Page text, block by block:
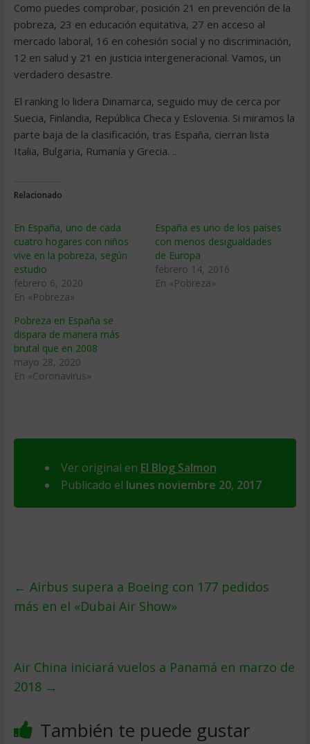
Como puedes comprobar, posición 21 en prevención de la
pobreza, 23 en educación equitativa, 27 en acceso al
mercado laboral, 16 en cohesión social y no discriminación,
12 en salud y 21 en justicia intergeneracional. Vamos, un
verdadero desastre.
El ranking lo lidera Dinamarca, seguido muy de cerca por
Suecia, Finlandia, República Checa y Eslovenia. Si miramos la
parte baja de la clasificación, tras España, cierran lista
Italia, Bulgaria, Rumanía y Grecia. ..
Relacionado
En España, uno de cada
cuatro hogares con niños
vive en la pobreza, según
estudio
febrero 6, 2020
En «Pobreza»
España es uno de los países
con menos desigualdades
de Europa
febrero 14, 2016
En «Pobreza»
Pobreza en España se
dispara de manera más
brutal que en 2008
mayo 28, 2020
En «Coronavirus»
Ver original en El Blog Salmon
Publicado el lunes noviembre 20, 2017
← Airbus supera a Boeing con 177 pedidos
más en el «Dubai Air Show»
Air China iniciará vuelos a Panamá en marzo de
2018 →
También te puede gustar